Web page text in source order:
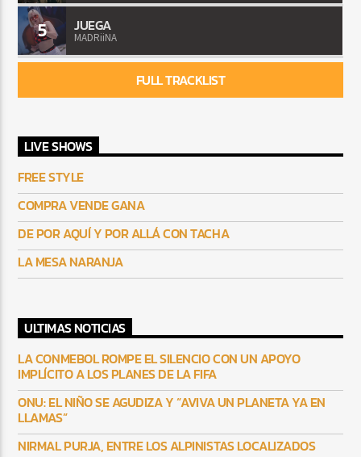
5 JUEGA
MADRiiNA
FULL TRACKLIST
LIVE SHOWS
FREE STYLE
COMPRA VENDE GANA
DE POR AQUÍ Y POR ALLÁ CON TACHA
LA MESA NARANJA
ULTIMAS NOTICIAS
LA CONMEBOL ROMPE EL SILENCIO CON UN APOYO
IMPLÍCITO A LOS PLANES DE LA FIFA
ONU: EL NIÑO SE AGUDIZA Y “AVIVA UN PLANETA YA EN
LLAMAS”
NIRMAL PURJA, ENTRE LOS ALPINISTAS LOCALIZADOS